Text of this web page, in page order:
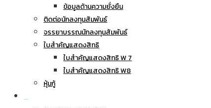
ข้อมูลด้านความยั่งยืน
ติดต่อนักลงทุนสัมพันธ์
จรรยาบรรณนักลงทุนสัมพันธ์
ใบสำคัญแสดงสิทธิ
ใบสำคัญแสดงสิทธิ W 7
ใบสำคัญแสดงสิทธิ W8
หุ้นกู้